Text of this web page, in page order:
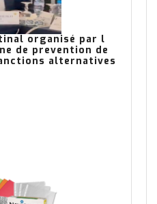
organisé par l
de prevention de
alternatives